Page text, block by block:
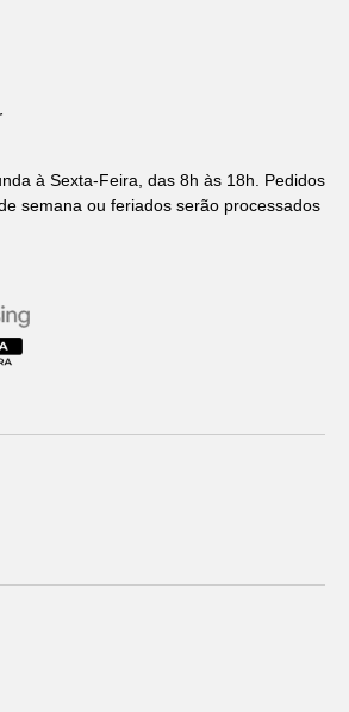
à Sexta-Feira, das 8h às 18h. Pedidos
semana ou feriados serão processados